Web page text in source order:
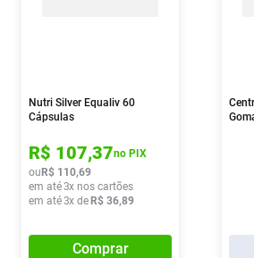
Nutri Silver Equaliv 60
Cápsulas
R$ 107,37no PIX
ou R$ 110,69
em até3x nos cartões
em até3x de R$ 36,89
Comprar